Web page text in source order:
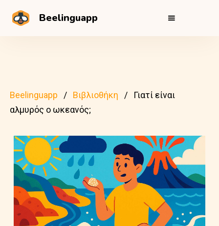
Beelinguapp
Beelinguapp Βιβλιοθήκη
Γιατί είναι
αλμυρός ο ωκεανός;